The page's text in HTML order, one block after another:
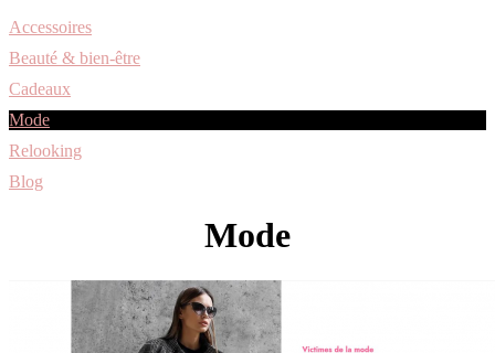
Accessoires
Beauté & bien-être
Cadeaux
Mode
Relooking
Blog
Mode